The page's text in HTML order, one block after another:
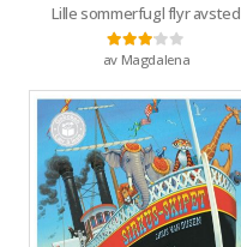
Lille sommerfugl flyr avsted
Vurdert3av 5
av Magdalena